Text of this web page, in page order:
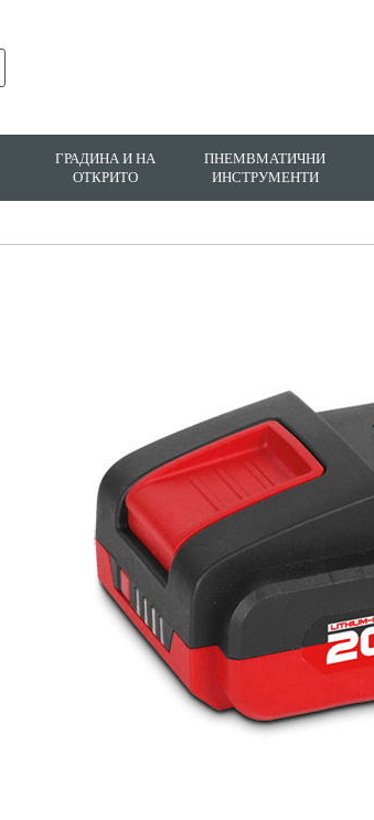
ГРАДИНА И НА
ОТКРИТО
ПНЕМВМАТИЧНИ
ИНСТРУМЕНТИ